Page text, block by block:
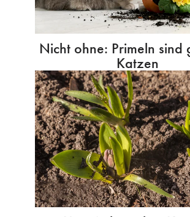
Nicht ohne: Primeln sind
Katzen